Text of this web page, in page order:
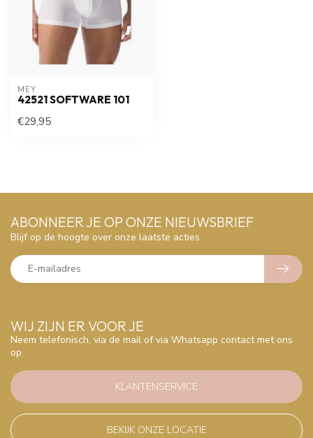
MEY
42521 SOFTWARE 101
€29,95
WIJ ZIJN ER VOOR JE
Neem telefonisch, via de mail of via Whatsapp contact met ons
op
KLANTENSERVICE
BEKIJK ONZE LOCATIE
ABONNEER JE OP ONZE NIEUWSBRIEF
Blijf op de hoogte over onze laatste acties